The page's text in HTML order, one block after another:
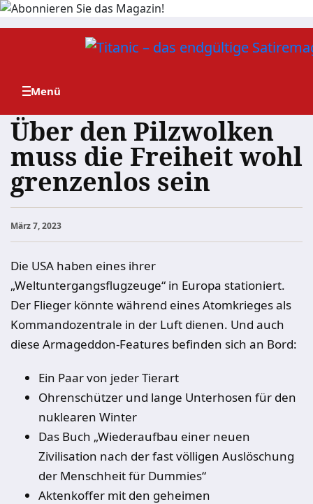
Zum
Über den Pilzwolken
muss die Freiheit wohl
grenzenlos sein
März 7, 2023
Die USA haben eines ihrer
„Weltuntergangsflugzeuge“ in Europa stationiert.
Der Flieger könnte während eines Atomkrieges als
Kommandozentrale in der Luft dienen. Und auch
diese Armageddon-Features befinden sich an Bord:
Ein Paar von jeder Tierart
Ohrenschützer und lange Unterhosen für den
nuklearen Winter
Das Buch „Wiederaufbau einer neuen
Zivilisation nach der fast völligen Auslöschung
der Menschheit für Dummies“
Aktenkoffer mit den geheimen